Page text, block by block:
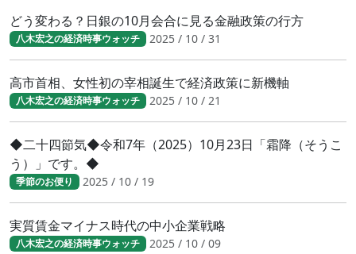
どう変わる？日銀の10月会合に見る金融政策の行方
八木宏之の経済時事ウォッチ 2025 / 10 / 31
高市首相、女性初の宰相誕生で経済政策に新機軸
八木宏之の経済時事ウォッチ 2025 / 10 / 21
◆二十四節気◆令和7年（2025）10月23日「霜降（そうこ
う）」です。◆
季節のお便り 2025 / 10 / 19
実質賃金マイナス時代の中小企業戦略
八木宏之の経済時事ウォッチ 2025 / 10 / 09